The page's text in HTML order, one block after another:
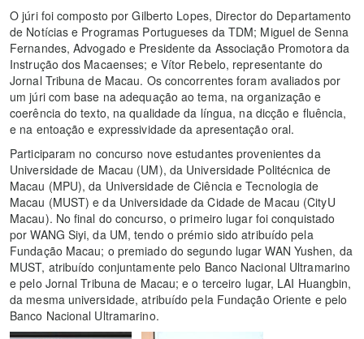
O júri foi composto por Gilberto Lopes, Director do Departamento
de Notícias e Programas Portugueses da TDM; Miguel de Senna
Fernandes, Advogado e Presidente da Associação Promotora da
Instrução dos Macaenses; e Vítor Rebelo, representante do
Jornal Tribuna de Macau. Os concorrentes foram avaliados por
um júri com base na adequação ao tema, na organização e
coerência do texto, na qualidade da língua, na dicção e fluência,
e na entoação e expressividade da apresentação oral.
Participaram no concurso nove estudantes provenientes da
Universidade de Macau (UM), da Universidade Politécnica de
Macau (MPU), da Universidade de Ciência e Tecnologia de
Macau (MUST) e da Universidade da Cidade de Macau (CityU
Macau). No final do concurso, o primeiro lugar foi conquistado
por WANG Siyi, da UM, tendo o prémio sido atribuído pela
Fundação Macau; o premiado do segundo lugar WAN Yushen, da
MUST, atribuído conjuntamente pelo Banco Nacional Ultramarino
e pelo Jornal Tribuna de Macau; e o terceiro lugar, LAI Huangbin,
da mesma universidade, atribuído pela Fundação Oriente e pelo
Banco Nacional Ultramarino.